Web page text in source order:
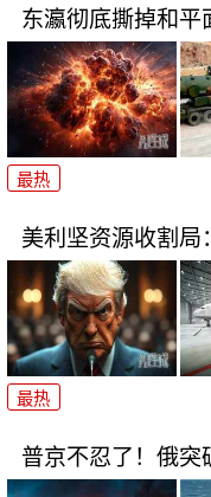
东瀛彻底撕掉和平
最热
美利坚资源收割局
最热
普京不忍了！俄突